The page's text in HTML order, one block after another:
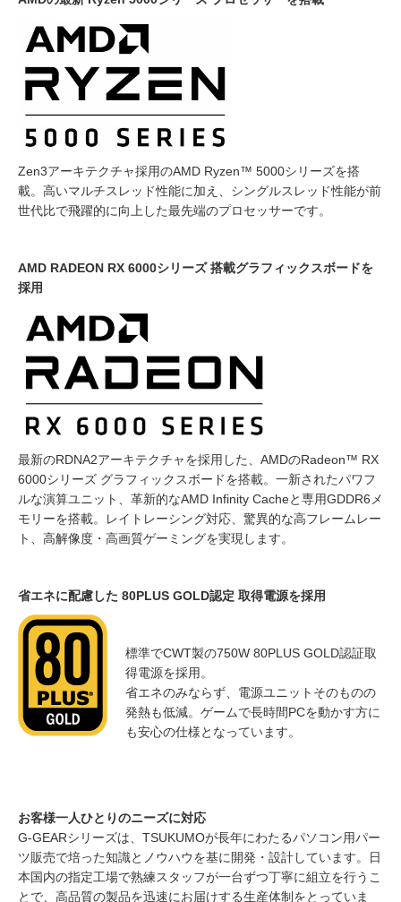
Zen3アーキテクチャ採用のAMD Ryzen™ 5000シリーズを搭
載。高いマルチスレッド性能に加え、シングルスレッド性能が前
世代比で飛躍的に向上した最先端のプロセッサーです。
AMD RADEON RX 6000シリーズ 搭載グラフィックスボードを
採用
最新のRDNA2アーキテクチャを採用した、AMDのRadeon™ RX
6000シリーズ グラフィックスボードを搭載。一新されたパワフ
ルな演算ユニット、革新的なAMD Infinity Cacheと専用GDDR6メ
モリーを搭載。レイトレーシング対応、驚異的な高フレームレー
ト、高解像度・高画質ゲーミングを実現します。
省エネに配慮した 80PLUS GOLD認定 取得電源を採用
標準でCWT製の750W 80PLUS GOLD認証取
得電源を採用。
省エネのみならず、電源ユニットそのものの
発熱も低減。ゲームで長時間PCを動かす方に
も安心の仕様となっています。
お客様一人ひとりのニーズに対応
G-GEARシリーズは、TSUKUMOが長年にわたるパソコン用パー
ツ販売で培った知識とノウハウを基に開発・設計しています。日
本国内の指定工場で熟練スタッフが一台ずつ丁寧に組立を行うこ
とで、高品質の製品を迅速にお届けする生産体制をとっていま